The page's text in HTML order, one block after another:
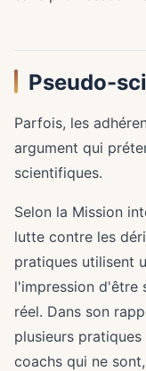
Pseudo-
Parfois, les
argument qui
scientifiques.
Selon la Mission
lutte contre les
pratiques utilisent
l'impression d'être
réel. Dans son
plusieurs
coachs qui ne